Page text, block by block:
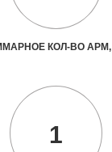
КОЛ-ВО АРМ,
1